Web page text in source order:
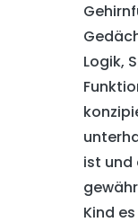
Logik,
ist und
Kind